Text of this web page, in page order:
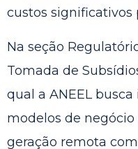
custos significativos
Na seção
Tomada de
qual a ANEEL
modelos de
geração remota